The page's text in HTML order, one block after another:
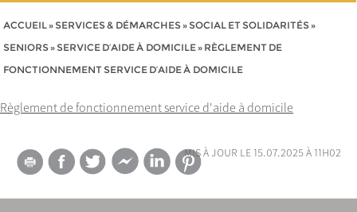
ACCUEIL» SERVICES & DÉMARCHES» SOCIAL ET SOLIDARITÉS»
SENIORS» SERVICE D’AIDE À DOMICILE» RÈGLEMENT DE
FONCTIONNEMENT SERVICE D’AIDE À DOMICILE
Règlement de fonctionnement service d'aide à domicile
mis à jour le 15.07.2025 à 11h02